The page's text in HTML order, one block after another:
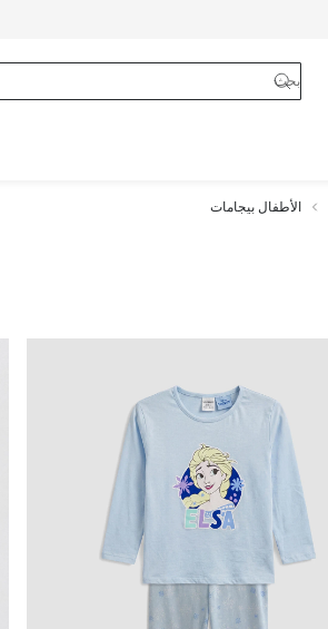
الأطفال بيجامات